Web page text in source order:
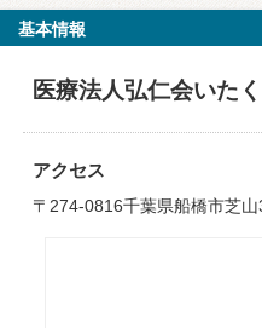
基本情報
医療法人弘仁会いた
アクセス
〒274-0816千葉県船橋市芝